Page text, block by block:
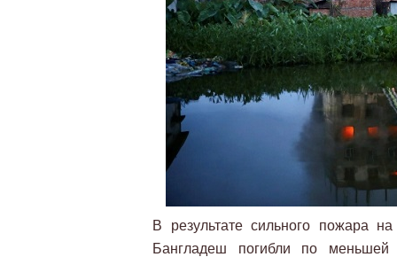
В результате сильного пожара
Бангладеш погибли по